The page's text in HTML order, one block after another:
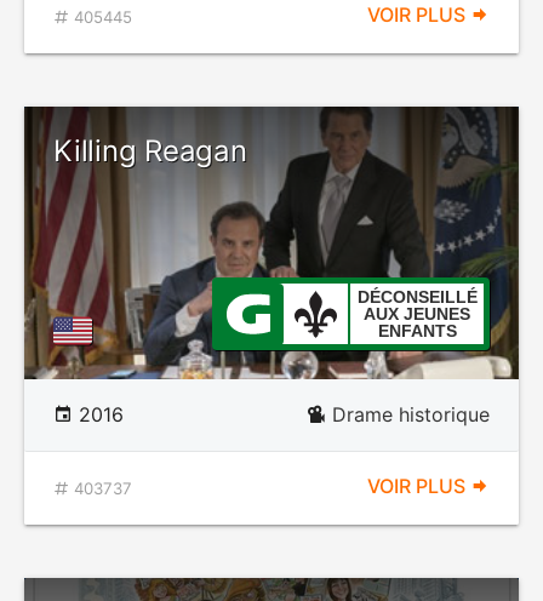
405445 VOIR PLUS
Killing Reagan
DÉCONSEILLÉ
AUX JEUNES
ENFANTS
2016 Drame historique
403737 VOIR PLUS